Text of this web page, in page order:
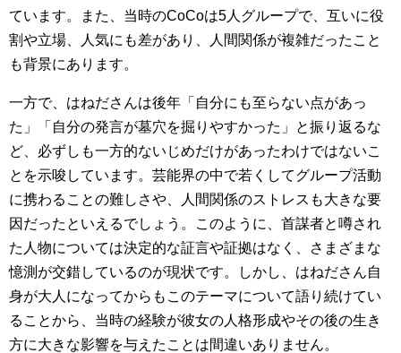
ています。また、当時のCoCoは5人グループで、互いに役
割や立場、人気にも差があり、人間関係が複雑だったこと
も背景にあります。
一方で、はねださんは後年「自分にも至らない点があっ
た」「自分の発言が墓穴を掘りやすかった」と振り返るな
ど、必ずしも一方的ないじめだけがあったわけではないこ
とを示唆しています。芸能界の中で若くしてグループ活動
に携わることの難しさや、人間関係のストレスも大きな要
因だったといえるでしょう。このように、首謀者と噂され
た人物については決定的な証言や証拠はなく、さまざまな
憶測が交錯しているのが現状です。しかし、はねださん自
身が大人になってからもこのテーマについて語り続けてい
ることから、当時の経験が彼女の人格形成やその後の生き
方に大きな影響を与えたことは間違いありません。